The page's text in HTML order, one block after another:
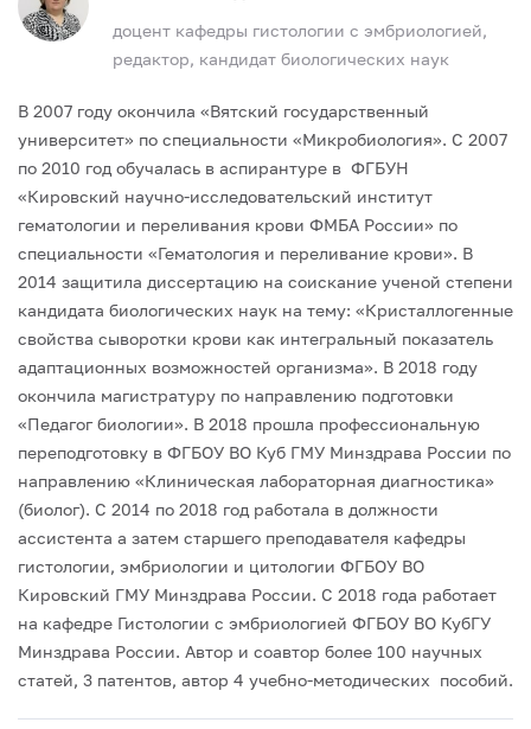
доцент кафедры гистологии с эмбриологией,
редактор, кандидат биологических наук
В 2007 году окончила «Вятский государственный
университет» по специальности «Микробиология». С 2007
по 2010 год обучалась в аспирантуре в ФГБУН
«Кировский научно-исследовательский институт
гематологии и переливания крови ФМБА России» по
специальности «Гематология и переливание крови». В
2014 защитила диссертацию на соискание ученой степени
кандидата биологических наук на тему: «Кристаллогенные
свойства сыворотки крови как интегральный показатель
адаптационных возможностей организма». В 2018 году
окончила магистратуру по направлению подготовки
«Педагог биологии». В 2018 прошла профессиональную
переподготовку в ФГБОУ ВО Куб ГМУ Минздрава России по
направлению «Клиническая лабораторная диагностика»
(биолог). С 2014 по 2018 год работала в должности
ассистента а затем старшего преподавателя кафедры
гистологии, эмбриологии и цитологии ФГБОУ ВО
Кировский ГМУ Минздрава России. С 2018 года работает
на кафедре Гистологии с эмбриологией ФГБОУ ВО КубГУ
Минздрава России. Автор и соавтор более 100 научных
статей, 3 патентов, автор 4 учебно-методических пособий.